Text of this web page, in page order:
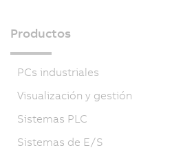
Productos
PCs industriales
Visualización y gestión
Sistemas PLC
Sistemas de E/S